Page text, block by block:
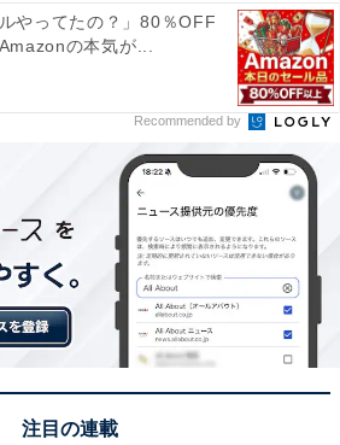
やってたの？」80％OFF
の本気が...
Recommended by
注目の連載